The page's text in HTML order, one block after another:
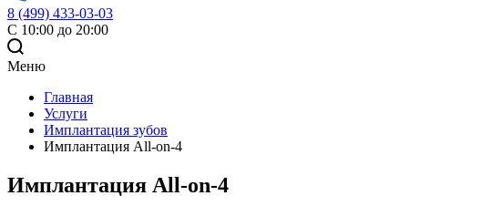
8 (499) 433-03-03
С 10:00 до 20:00
Меню
Главная
Услуги
Имплантация зубов
Имплантация All-on-4
Имплантация All-on-4